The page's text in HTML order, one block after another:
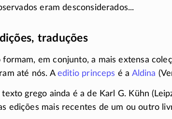
eram desconsiderados...
traduções
formam, em conjunto, a mais extensa
até nós. A editio princeps é a Aldina
grego ainda é a de Karl G. Kühn
edições mais recentes de um ou outro